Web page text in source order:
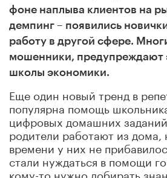
фоне наплыва клиентов на
демпинг – появились
работу в другой сфере.
мошенники, предупреждают
школы экономики.
Еще один новый тренд в
популярна помощь
цифровых домашних
родители работают из дома,
времени у них не
стали нуждаться в помощи
кому-то нужно добирать